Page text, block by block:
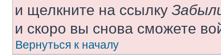
и щелкните на ссылку
и скоро вы снова сможете
Вернуться к началу